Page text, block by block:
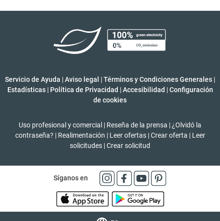
Servicio de Ayuda |Aviso legal |Términos y Condiciones Generales |
Estadísticas | Política de Privacidad | Accesibilidad | Configuración
de cookies
Uso profesional y comercial | Reseña de la prensa | ¿Olvidó la
contraseña? | Realimentación | Leer ofertas | Crear oferta | Leer
solicitudes |Crear solicitud
Síganos en